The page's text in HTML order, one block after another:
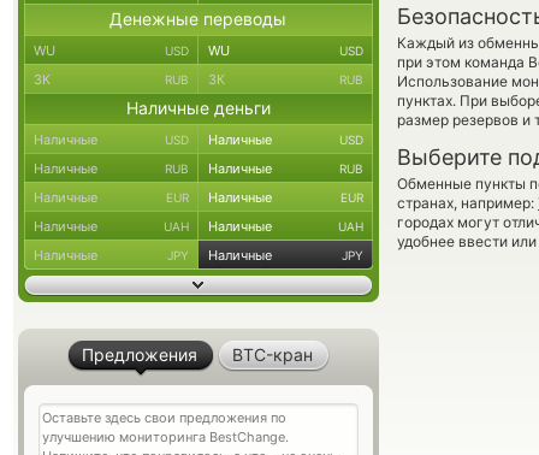
Каждый из
при этом команда
Использование
пунктах. При
размер резервов и
Выберите
Обменные пункты
странах, например:
городах могут
удобнее ввести
Денежные переводы
WU USD WU USD
ЗК RUB ЗК RUB
Наличные деньги
Наличные USD Наличные USD
Наличные RUB Наличные RUB
Наличные EUR Наличные EUR
Наличные UAH Наличные UAH
Наличные JPY Наличные JPY
Предложения BTC-кран